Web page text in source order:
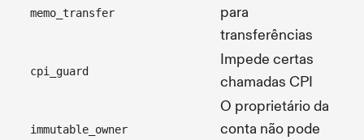
memo_transfer
para
transferências
cpi_guard
Impede certas
chamadas CPI
immutable_owner
O proprietário da
conta não pode